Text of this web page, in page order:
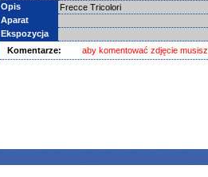
Opis
Frecce Tricolori
Aparat
Ekspozycja
Komentarze:
aby komentować zdjęcie musisz